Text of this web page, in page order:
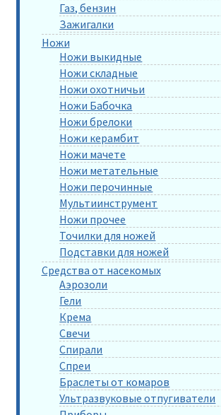
Газ, бензин
Зажигалки
Ножи
Ножи выкидные
Ножи складные
Ножи охотничьи
Ножи Бабочка
Ножи брелоки
Ножи керамбит
Ножи мачете
Ножи метательные
Ножи перочинные
Мультиинструмент
Ножи прочее
Точилки для ножей
Подставки для ножей
Средства от насекомых
Аэрозоли
Гели
Крема
Свечи
Спирали
Спреи
Браслеты от комаров
Ультразвуковые отпугиватели